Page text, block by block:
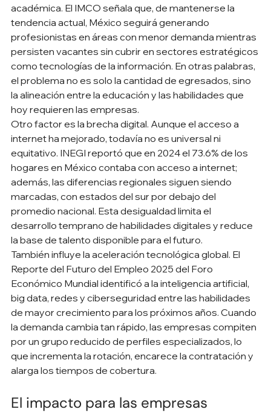
académica. El IMCO señala que, de mantenerse la
tendencia actual, México seguirá generando
profesionistas en áreas con menor demanda mientras
persisten vacantes sin cubrir en sectores estratégicos
como tecnologías de la información. En otras palabras,
el problema no es solo la cantidad de egresados, sino
la alineación entre la educación y las habilidades que
hoy requieren las empresas.
Otro factor es la brecha digital. Aunque el acceso a
internet ha mejorado, todavía no es universal ni
equitativo. INEGI reportó que en 2024 el 73.6% de los
hogares en México contaba con acceso a internet;
además, las diferencias regionales siguen siendo
marcadas, con estados del sur por debajo del
promedio nacional. Esta desigualdad limita el
desarrollo temprano de habilidades digitales y reduce
la base de talento disponible para el futuro.
También influye la aceleración tecnológica global. El
Reporte del Futuro del Empleo 2025 del Foro
Económico Mundial identificó a la inteligencia artificial,
big data, redes y ciberseguridad entre las habilidades
de mayor crecimiento para los próximos años. Cuando
la demanda cambia tan rápido, las empresas compiten
por un grupo reducido de perfiles especializados, lo
que incrementa la rotación, encarece la contratación y
alarga los tiempos de cobertura.
El impacto para las empresas